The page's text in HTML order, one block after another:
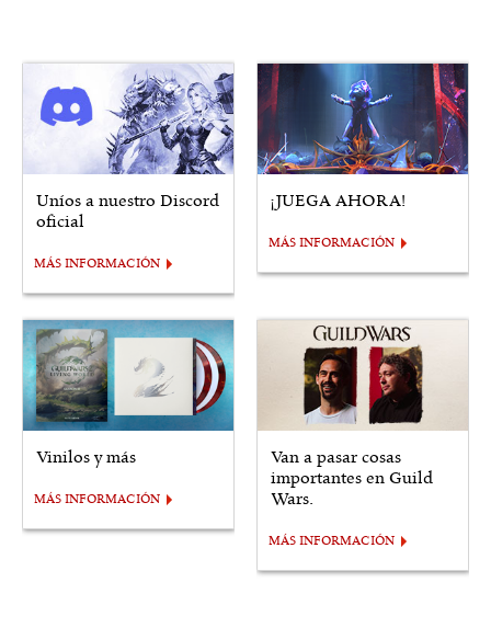
Uníos a nuestro Discord
oficial
MÁS INFORMACIÓN
¡JUEGA AHORA!
MÁS INFORMACIÓN
Vinilos y más
MÁS INFORMACIÓN
Van a pasar cosas
importantes en Guild
Wars.
MÁS INFORMACIÓN